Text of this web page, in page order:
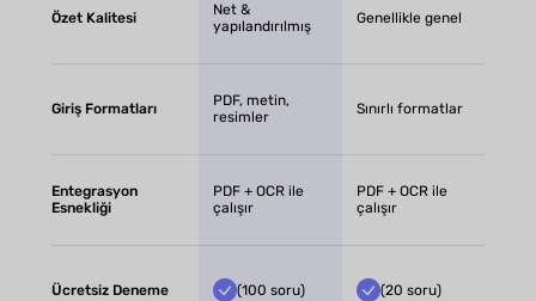
Özet Kalitesi
Net &
yapılandırılmış
Genellikle genel
Giriş Formatları
PDF, metin,
resimler
Sınırlı formatlar
Entegrasyon
Esnekliği
PDF + OCR ile
çalışır
PDF + OCR ile
çalışır
Ücretsiz Deneme (100 soru) (20 soru)